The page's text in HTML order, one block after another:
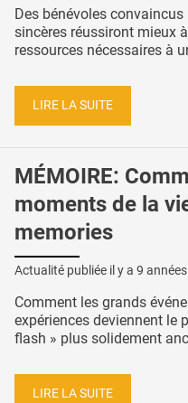
Des bénévoles
sincères réussiront mieux
ressources nécessaires à
LIRE LA SUITE
MÉMOIRE:
moments de la
memories
Actualité publiée il y a 9
Comment les grands
expériences deviennent le
flash » plus solidement
LIRE LA SUITE